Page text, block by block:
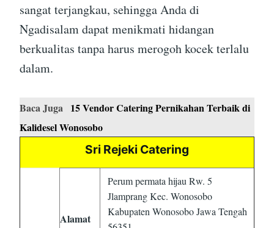
sangat terjangkau, sehingga Anda di
Ngadisalam dapat menikmati hidangan
berkualitas tanpa harus merogoh kocek terlalu
dalam.
Baca Juga
15 Vendor Catering Pernikahan Terbaik di
Kalidesel Wonosobo
Sri Rejeki Catering
Alamat
Perum permata hijau Rw. 5
Jlamprang Kec. Wonosobo
Kabupaten Wonosobo Jawa Tengah